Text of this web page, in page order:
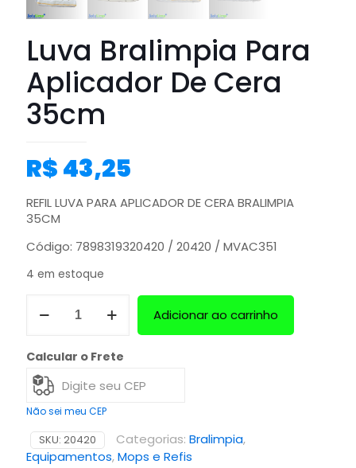
Luva Bralimpia Para
Aplicador De Cera
35cm
R$43,25
REFIL LUVA PARA APLICADOR DE CERA BRALIMPIA
35CM
Código: 7898319320420 / 20420 / MVAC351
4 em estoque
Adicionar ao carrinho
Calcular o Frete
Não sei meu CEP
SKU: 20420 Categorias: Bralimpia,
Equipamentos,Mops e Refis